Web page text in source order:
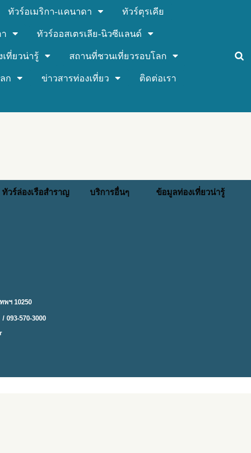
ทัวร์อเมริกา-แคนาดา ทัวร์ตุรเคีย
ทัวร์ออสเตรเลีย-นิวซีแลนด์
ที่ยวน่ารู้ สถานที่ชวนเที่ยวรอบโลก
ก ข่าวสารท่องเที่ยว ติดต่อเรา
ทัวร์ล่องเรือสำราญ บริการอื่นๆ ข้อมูลท่องเที่ยวน่ารู้
พฯ 10250
093-570-3000